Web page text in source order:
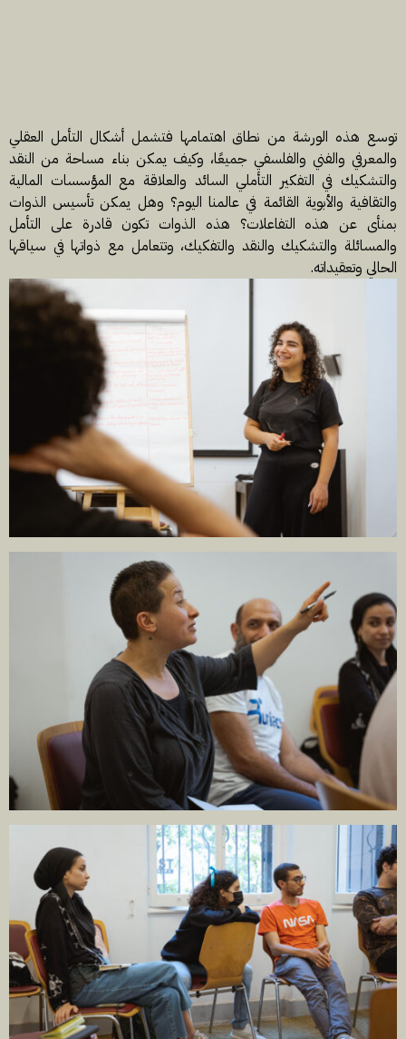
توسع هذه الورشة من نطاق اهتمامها فتشمل أشكال التأمل العقلي
والمعرفي والفني والفلسفي جميعًا، وكيف يمكن بناء مساحة من النقد
والتشكيك في التفكير التأملي السائد والعلاقة مع المؤسسات المالية
والثقافية والأبوية القائمة في عالمنا اليوم؟ وهل يمكن تأسيس الذوات
بمنأى عن هذه التفاعلات؟ هذه الذوات تكون قادرة على التأمل
والمسائلة والتشكيك والنقد والتفكيك، وتتعامل مع ذواتها في سياقها
الحالي وتعقيداته.